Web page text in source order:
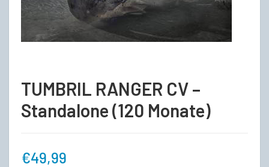
TUMBRIL RANGER CV –
Standalone (120 Monate)
€49,99